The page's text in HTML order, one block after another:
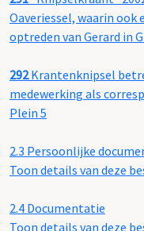
Oaveriessel, waarin ook
optreden van Gerard in
292Krantenknipsel
medewerking als
Plein 5
2.3 Persoonlijke
Toon details van deze
2.4 Documentatie
Toon details van deze